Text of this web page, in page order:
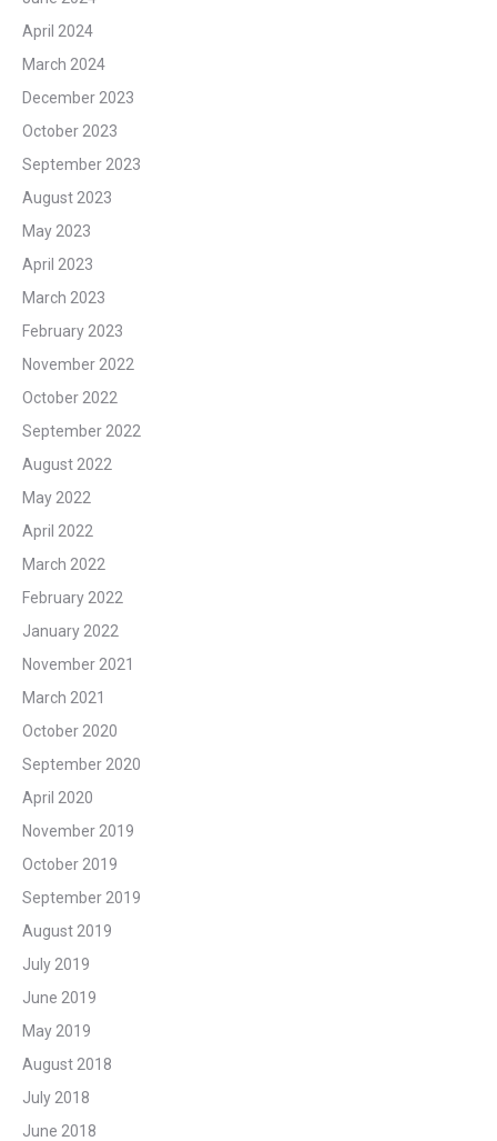
April 2024
March 2024
December 2023
October 2023
September 2023
August 2023
May 2023
April 2023
March 2023
February 2023
November 2022
October 2022
September 2022
August 2022
May 2022
April 2022
March 2022
February 2022
January 2022
November 2021
March 2021
October 2020
September 2020
April 2020
November 2019
October 2019
September 2019
August 2019
July 2019
June 2019
May 2019
August 2018
July 2018
June 2018